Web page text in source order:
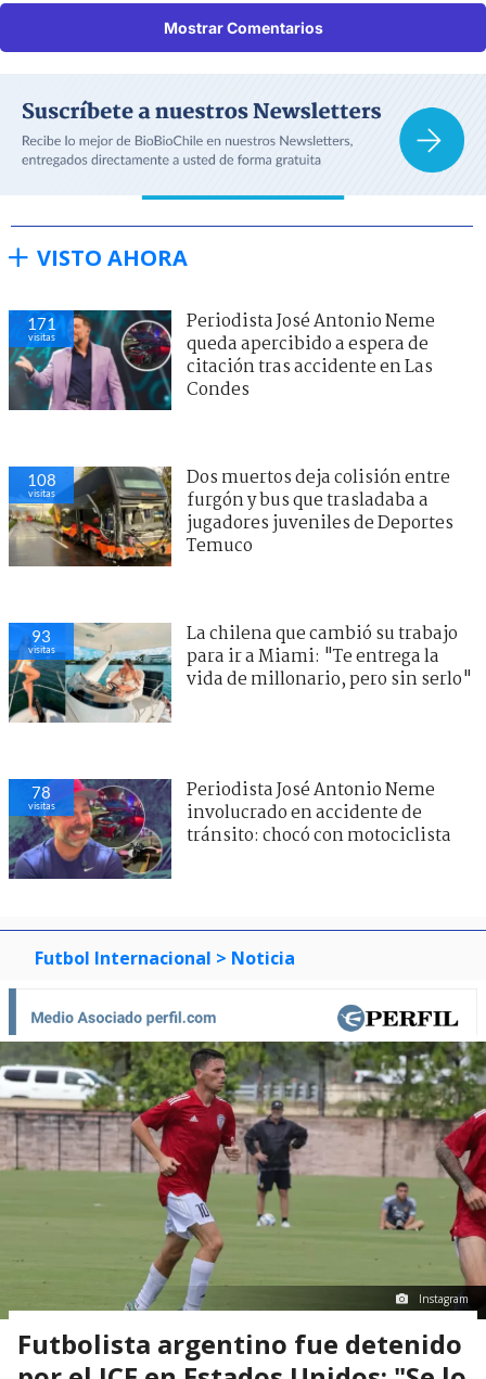
Mostrar Comentarios
VISTO AHORA
171
visitas
Periodista José Antonio Neme
queda apercibido a espera de
citación tras accidente en Las
Condes
108
visitas
Dos muertos deja colisión entre
furgón y bus que trasladaba a
jugadores juveniles de Deportes
Temuco
93
visitas
La chilena que cambió su trabajo
para ir a Miami: "Te entrega la
vida de millonario, pero sin serlo"
78
visitas
Periodista José Antonio Neme
involucrado en accidente de
tránsito: chocó con motociclista
Futbol Internacional > Noticia
Instagram
Futbolista argentino fue detenido